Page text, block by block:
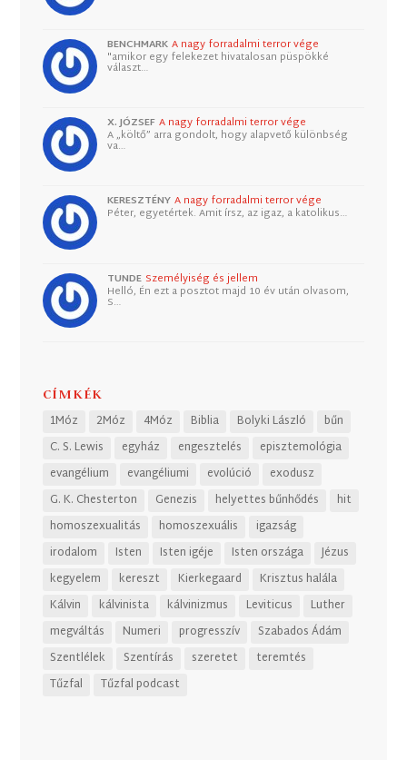
BENCHMARK A nagy forradalmi terror vége
"amikor egy felekezet hivatalosan püspökké
választ…
X. JÓZSEF A nagy forradalmi terror vége
A „költő” arra gondolt, hogy alapvető különbség
va…
KERESZTÉNY A nagy forradalmi terror vége
Péter, egyetértek. Amit írsz, az igaz, a katolikus…
TUNDE Személyiség és jellem
Helló, Én ezt a posztot majd 10 év után olvasom,
S…
CÍMKÉK
1Móz 2Móz 4Móz Biblia Bolyki László
bűn
C. S. Lewis
egyház engesztelés
episztemológia
evangélium
evangéliumi evolúció
exodusz
G. K. Chesterton
Genezis helyettes bűnhődés
hit
homoszexualitás
homoszexuális
igazság
irodalom
Isten Isten igéje Isten országa
Jézus
kegyelem
kereszt Kierkegaard
Krisztus halála
Kálvin
kálvinista kálvinizmus Leviticus
Luther
megváltás
Numeri progresszív
Szabados Ádám
Szentlélek
Szentírás szeretet
teremtés
Tűzfal
Tűzfal podcast